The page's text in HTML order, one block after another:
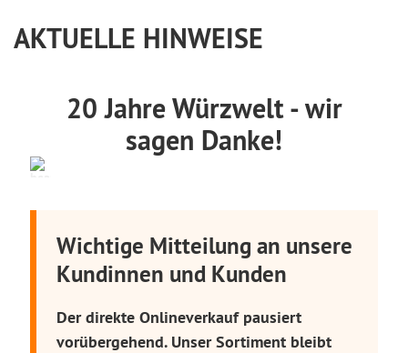
AKTUELLE HINWEISE
20 Jahre Würzwelt - wir
sagen Danke!
Wichtige Mitteilung an unsere
Kundinnen und Kunden
Der direkte Onlineverkauf pausiert
vorübergehend. Unser Sortiment bleibt